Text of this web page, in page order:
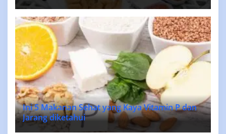
Ini 5 Makanan Sehat yang Kaya Vitamin P dan
Jarang diketahui